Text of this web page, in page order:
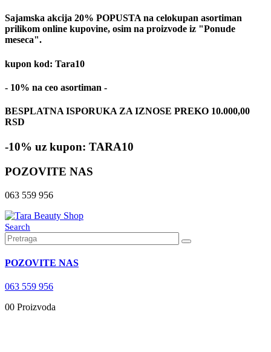
Sajamska akcija 20% POPUSTA na celokupan asortiman
prilikom online kupovine, osim na proizvode iz "Ponude
meseca".
kupon kod: Tara10
- 10% na ceo asortiman -
BESPLATNA ISPORUKA ZA IZNOSE PREKO 10.000,00
RSD
-10% uz kupon: TARA10
POZOVITE NAS
063 559 956
Search
POZOVITE NAS
063 559 956
00 Proizvoda